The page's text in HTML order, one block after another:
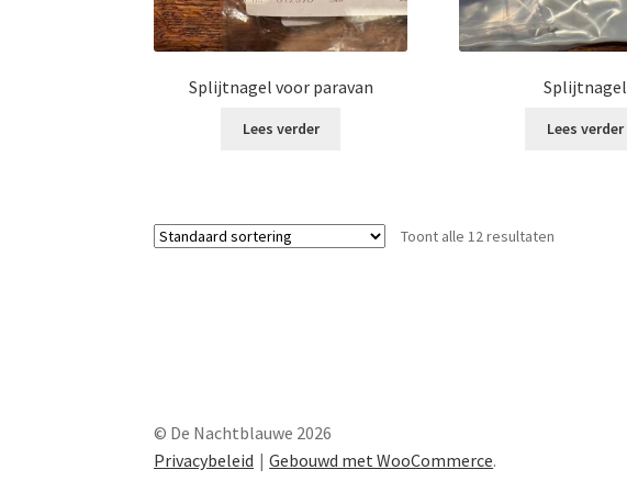
Splijtnagel voor paravan
Lees verder
Splijtnagel
Lees verder
Toont alle 12 resultaten
© De Nachtblauwe 2026
Privacybeleid
Gebouwd met WooCommerce.